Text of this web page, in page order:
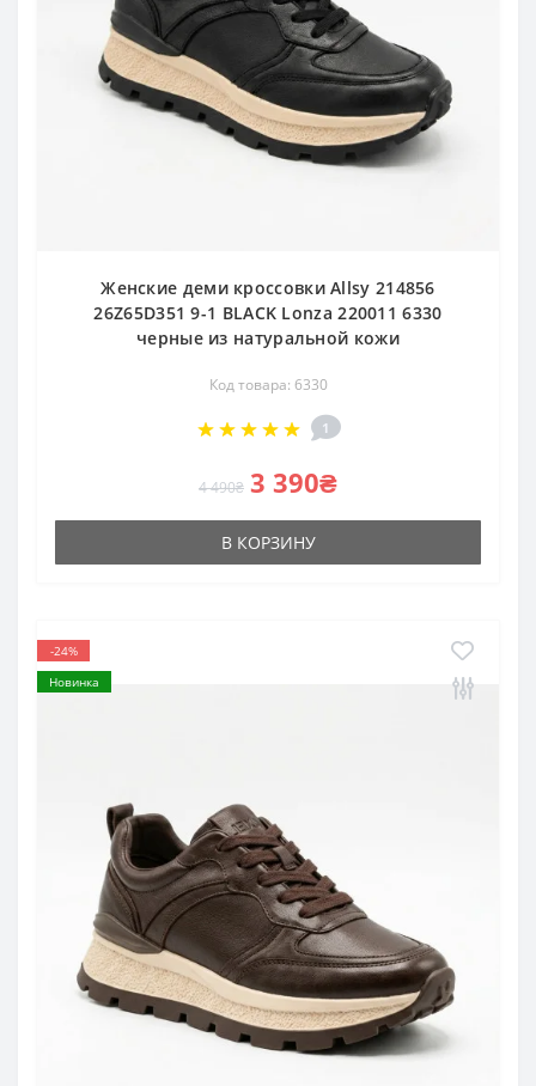
Женские деми кроссовки Allsy 214856
26Z65D351 9-1 BLACK Lonza 220011 6330
черные из натуральной кожи
Код товара: 6330
1
4 490₴ 3 390₴
В КОРЗИНУ
-24%
Новинка